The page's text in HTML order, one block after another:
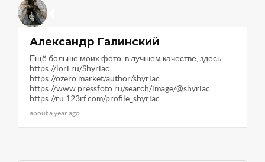
Александр Галинский
Ещё больше моих фото, в лучшем качестве, здесь:
https://lori.ru/Shyriac
https://ozero.market/author/shyriac
https://www.pressfoto.ru/search/image/@shyriac
https://ru.123rf.com/profile_shyriac
about a year ago